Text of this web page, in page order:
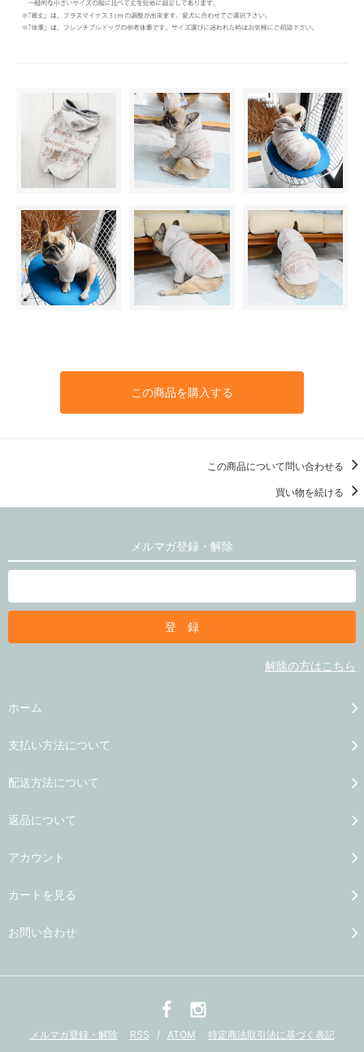
この商品を購入する
この商品について問い合わせる
買い物を続ける
メルマガ登録・解除
解除の方はこちら
ホーム
支払い方法について
配送方法について
返品について
アカウント
カートを見る
お問い合わせ
メルマガ登録・解除 RSS / ATOM 特定商法取引法に基づく表記